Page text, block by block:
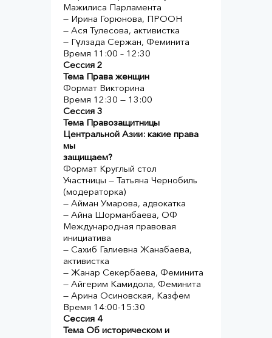
Мажилиса Парламента
— Ирина Горюнова, ПРООН
— Ася Тулесова, активистка
— Гүлзада Сержан, Феминита
Время 11:00 – 12:30
Сессия 2
Тема Права женщин
Формат Викторина
Время 12:30 — 13:00
Сессия 3
Тема Правозащитницы
Центральной Азии: какие права
мы
защищаем?
Формат Круглый стол
Участницы — Татьяна Чернобиль
(модераторка)
— Айман Умарова, адвокатка
— Айна Шорманбаева, ОФ
Международная правовая
инициатива
— Саxиб Галиевна Жанабаева,
активистка
— Жанар Секербаева, Феминита
— Айгерим Камидола, Феминита
— Арина Осиновская, Казфем
Время 14:00-15:30
Сессия 4
Тема Об историческом и